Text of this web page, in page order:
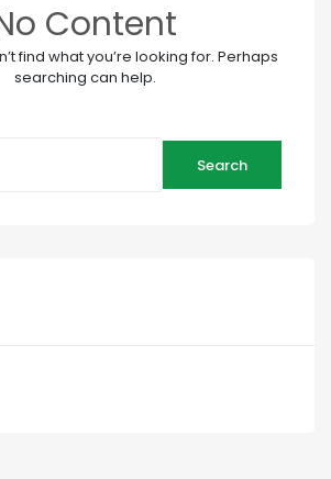
Content
find what you’re looking for. Perhaps
searching can help.
Search